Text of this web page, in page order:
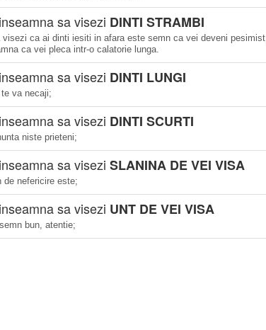
sa visezi DINTI STRAMBI
visezi ca ai dinti iesiti in afara este semn ca vei deveni
ca vei pleca intr-o calatorie lunga.
sa visezi DINTI LUNGI
va necaji;
sa visezi DINTI SCURTI
niste prieteni;
sa visezi SLANINA DE VEI VISA
de nefericire este;
sa visezi UNT DE VEI VISA
bun, atentie;